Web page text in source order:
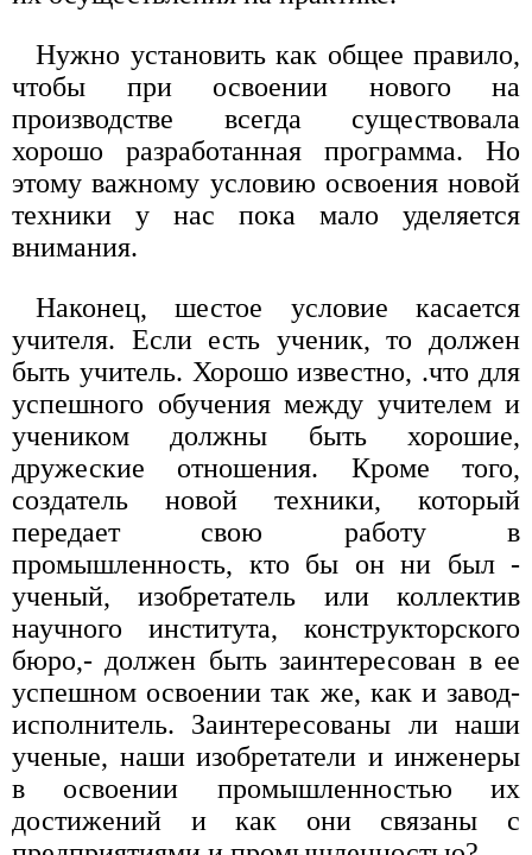
Нужно установить как общее правило,
чтобы при освоении нового на
производстве всегда существовала
хорошо разработанная программа. Но
этому важному условию освоения новой
техники у нас пока мало уделяется
внимания.
Наконец, шестое условие касается
учителя. Если есть ученик, то должен
быть учитель. Хорошо известно, .что для
успешного обучения между учителем и
учеником должны быть хорошие,
дружеские отношения. Кроме того,
создатель новой техники, который
передает свою работу в
промышленность, кто бы он ни был -
ученый, изобретатель или коллектив
научного института, конструкторского
бюро,- должен быть заинтересован в ее
успешном освоении так же, как и завод-
исполнитель. Заинтересованы ли наши
ученые, наши изобретатели и инженеры
в освоении промышленностью их
достижений и как они связаны с